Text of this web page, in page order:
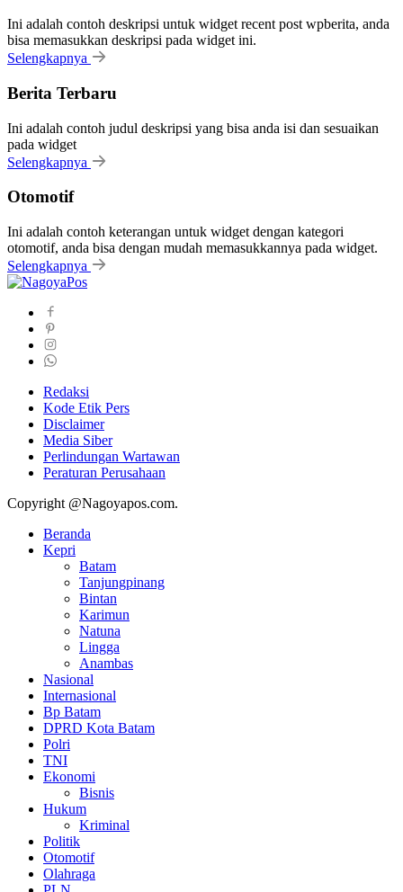
Ini adalah contoh deskripsi untuk widget recent post wpberita, anda
bisa memasukkan deskripsi pada widget ini.
Selengkapnya
Berita Terbaru
Ini adalah contoh judul deskripsi yang bisa anda isi dan sesuaikan
pada widget
Selengkapnya
Otomotif
Ini adalah contoh keterangan untuk widget dengan kategori
otomotif, anda bisa dengan mudah memasukkannya pada widget.
Selengkapnya
Redaksi
Kode Etik Pers
Disclaimer
Media Siber
Perlindungan Wartawan
Peraturan Perusahaan
Copyright @Nagoyapos.com.
Beranda
Kepri
Batam
Tanjungpinang
Bintan
Karimun
Natuna
Lingga
Anambas
Nasional
Internasional
Bp Batam
DPRD Kota Batam
Polri
TNI
Ekonomi
Bisnis
Hukum
Kriminal
Politik
Otomotif
Olahraga